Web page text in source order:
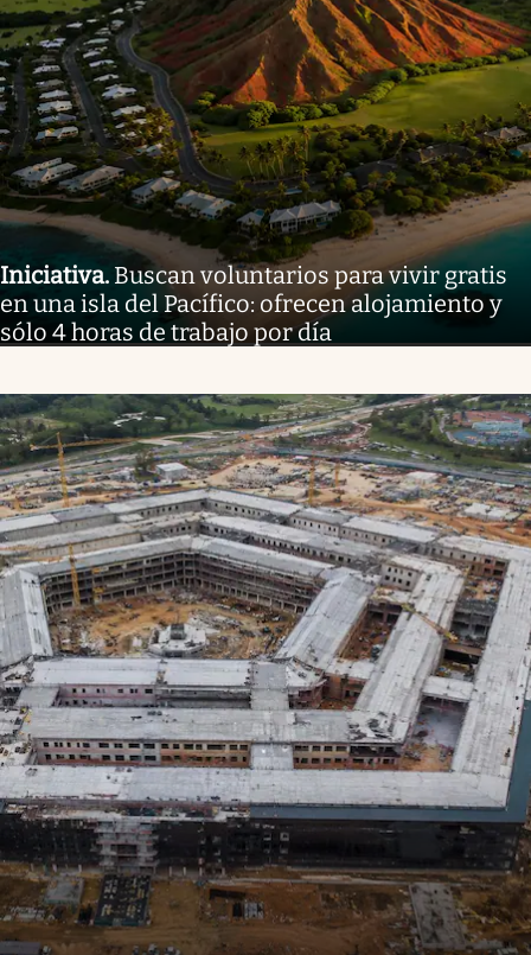
Iniciativa. Buscan voluntarios para vivir gratis
en una isla del Pacífico: ofrecen alojamiento y
sólo 4 horas de trabajo por día